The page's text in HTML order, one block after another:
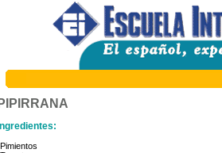
PIPIRRANA
Ingredientes: